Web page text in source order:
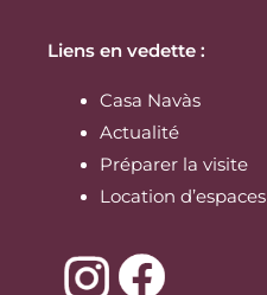
Liens en vedette :
Casa Navàs
Actualité
Préparer la visite
Location d’espaces